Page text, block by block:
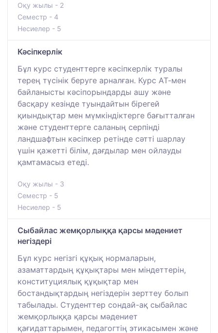
Оқу жылы - 2
Семестр - 4
Несиелер - 5
Кәсіпкерлік
Бұл курс студенттерге кәсіпкерлік туралы
терең түсінік беруге арналған. Курс АТ-мен
байланысты кәсіпорындарды ашу және
басқару кезінде туындайтын бірегей
қиындықтар мен мүмкіндіктерге бағытталған
және студенттерге саланың серпінді
ландшафтын кәсіпкер ретінде сәтті шарлау
үшін қажетті білім, дағдылар мен ойлауды
қамтамасыз етеді.
Оқу жылы - 3
Семестр - 5
Несиелер - 5
Сыбайлас жемқорлыққа қарсы мәдениет
негіздері
Бұл курс негізгі құқық нормаларын,
азаматтардың құқықтары мен міндеттерін,
конституциялық құқықтар мен
бостандықтардың негіздерін зерттеу болып
табылады. Студенттер сондай-ақ сыбайлас
жемқорлыққа қарсы мәдениет
қағидаттарымен, педагогтің этикасымен және